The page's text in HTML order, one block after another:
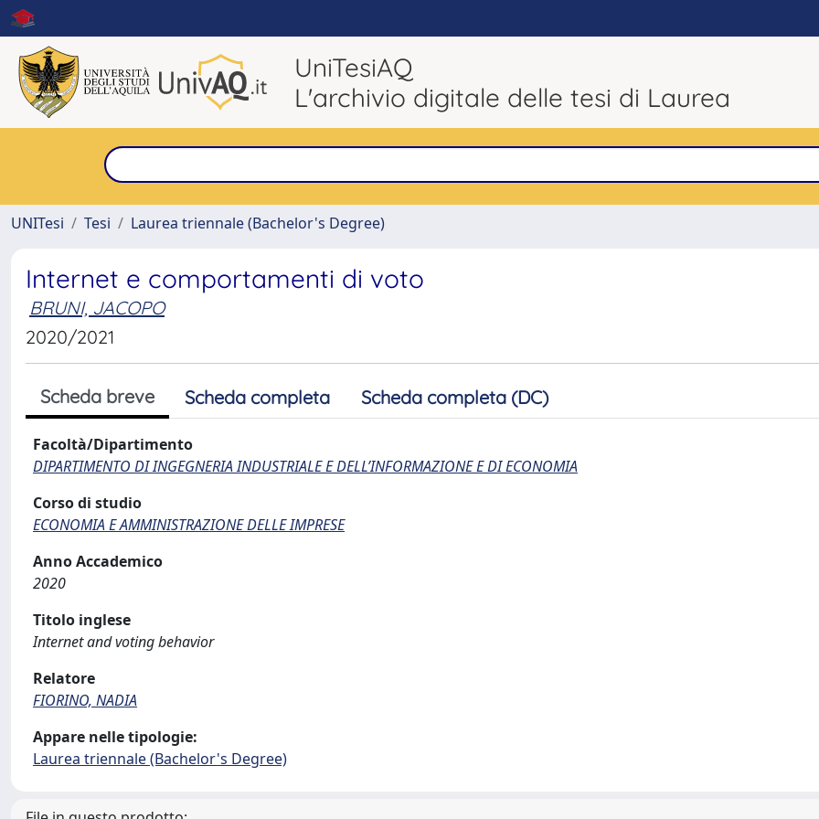
UniTesiAQ
L'archivio digitale delle tesi di Laurea
UNITesi
Tesi Laurea triennale (Bachelor's Degree)
Internet e comportamenti di voto
BRUNI, JACOPO
2020/2021
Scheda breve Scheda completa Scheda completa (DC)
Facoltà/Dipartimento
DIPARTIMENTO DI INGEGNERIA INDUSTRIALE E DELL’INFORMAZIONE E DI ECONOMIA
Corso di studio
ECONOMIA E AMMINISTRAZIONE DELLE IMPRESE
Anno Accademico
2020
Titolo inglese
Internet and voting behavior
Relatore
FIORINO, NADIA
Appare nelle tipologie:
Laurea triennale (Bachelor's Degree)